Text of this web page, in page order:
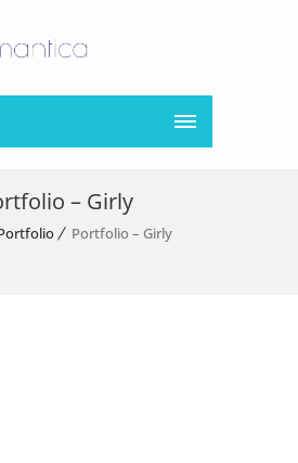
– Girly
Portfolio – Girly